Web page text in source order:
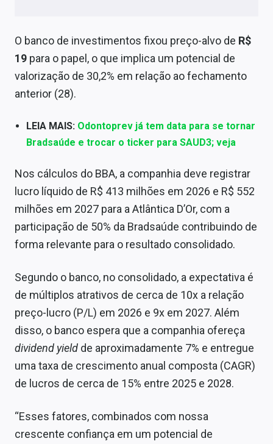
Conteúdo de Marca
Contato
O banco de investimentos fixou preço-alvo de R$
19 para o papel, o que implica um potencial de
valorização de 30,2% em relação ao fechamento
anterior (28).
LEIA MAIS: Odontoprev já tem data para se tornar
Bradsaúde e trocar o ticker para SAUD3; veja
Nos cálculos do BBA, a companhia deve registrar
lucro líquido de R$ 413 milhões em 2026 e R$ 552
milhões em 2027 para a Atlântica D’Or, com a
participação de 50% da Bradsaúde contribuindo de
forma relevante para o resultado consolidado.
Segundo o banco, no consolidado, a expectativa é
de múltiplos atrativos de cerca de 10x a relação
preço-lucro (P/L) em 2026 e 9x em 2027. Além
disso, o banco espera que a companhia ofereça
dividend yield de aproximadamente 7% e entregue
uma taxa de crescimento anual composta (CAGR)
de lucros de cerca de 15% entre 2025 e 2028.
“Esses fatores, combinados com nossa
crescente confiança em um potencial de